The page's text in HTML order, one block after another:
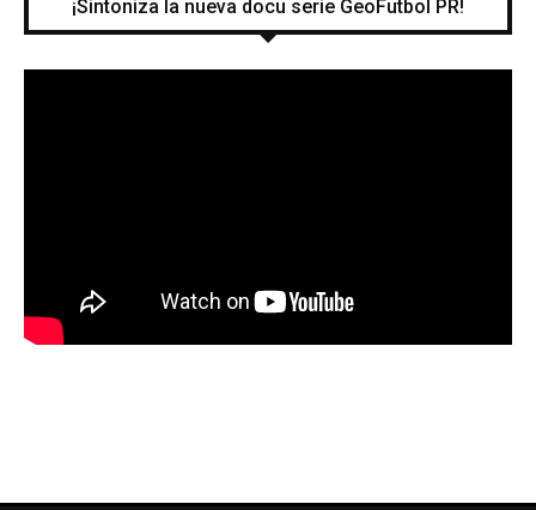
¡Sintoniza la nueva docu serie GeoFutbol PR!